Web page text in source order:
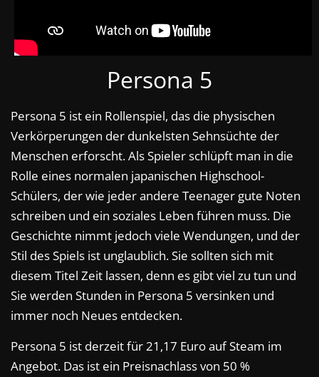
Persona 5
Persona 5 ist ein Rollenspiel, das die physischen
Verkörperungen der dunkelsten Sehnsüchte der
Menschen erforscht. Als Spieler schlüpft man in die
Rolle eines normalen japanischen Highschool-
Schülers, der wie jeder andere Teenager gute Noten
schreiben und ein soziales Leben führen muss. Die
Geschichte nimmt jedoch viele Wendungen, und der
Stil des Spiels ist unglaublich. Sie sollten sich mit
diesem Titel Zeit lassen, denn es gibt viel zu tun und
Sie werden Stunden in Persona 5 versinken und
immer noch Neues entdecken.
Persona 5 ist derzeit für 21,17 Euro auf Steam im
Angebot. Das ist ein Preisnachlass von 50 %